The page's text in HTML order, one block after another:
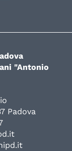
"Antonio
Padova